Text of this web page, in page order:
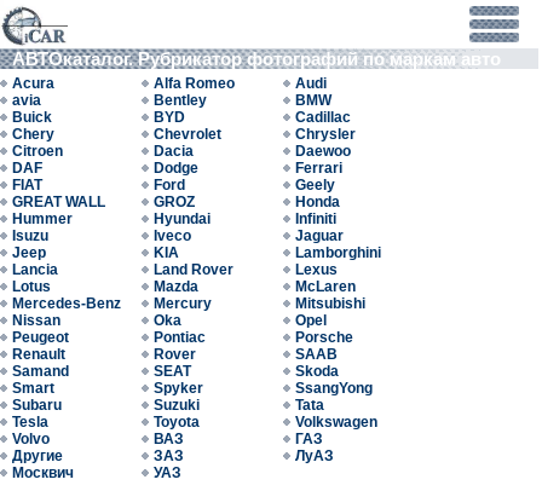
АВТОкаталог. Рубрикатор фотографий по маркам авто
Acura Alfa Romeo
Audi
avia
Bentley
BMW
Buick
BYD
Cadillac
Chery
Chevrolet
Chrysler
Citroen
Dacia
Daewoo
DAF
Dodge
Ferrari
FIAT
Ford
Geely
GREAT WALL
GROZ
Honda
Hummer
Hyundai
Infiniti
Isuzu
Iveco
Jaguar
Jeep
KIA
Lamborghini
Lancia
Land Rover
Lexus
Lotus
Mazda
McLaren
Mercedes-Benz
Mercury
Mitsubishi
Nissan
Oka
Opel
Peugeot
Pontiac
Porsche
Renault
Rover
SAAB
Samand
SEAT
Skoda
Smart
Spyker
SsangYong
Subaru
Suzuki
Tata
Tesla
Toyota
Volkswagen
Volvo
ВАЗ
ГАЗ
Другие
ЗАЗ
ЛуАЗ
Москвич
УАЗ